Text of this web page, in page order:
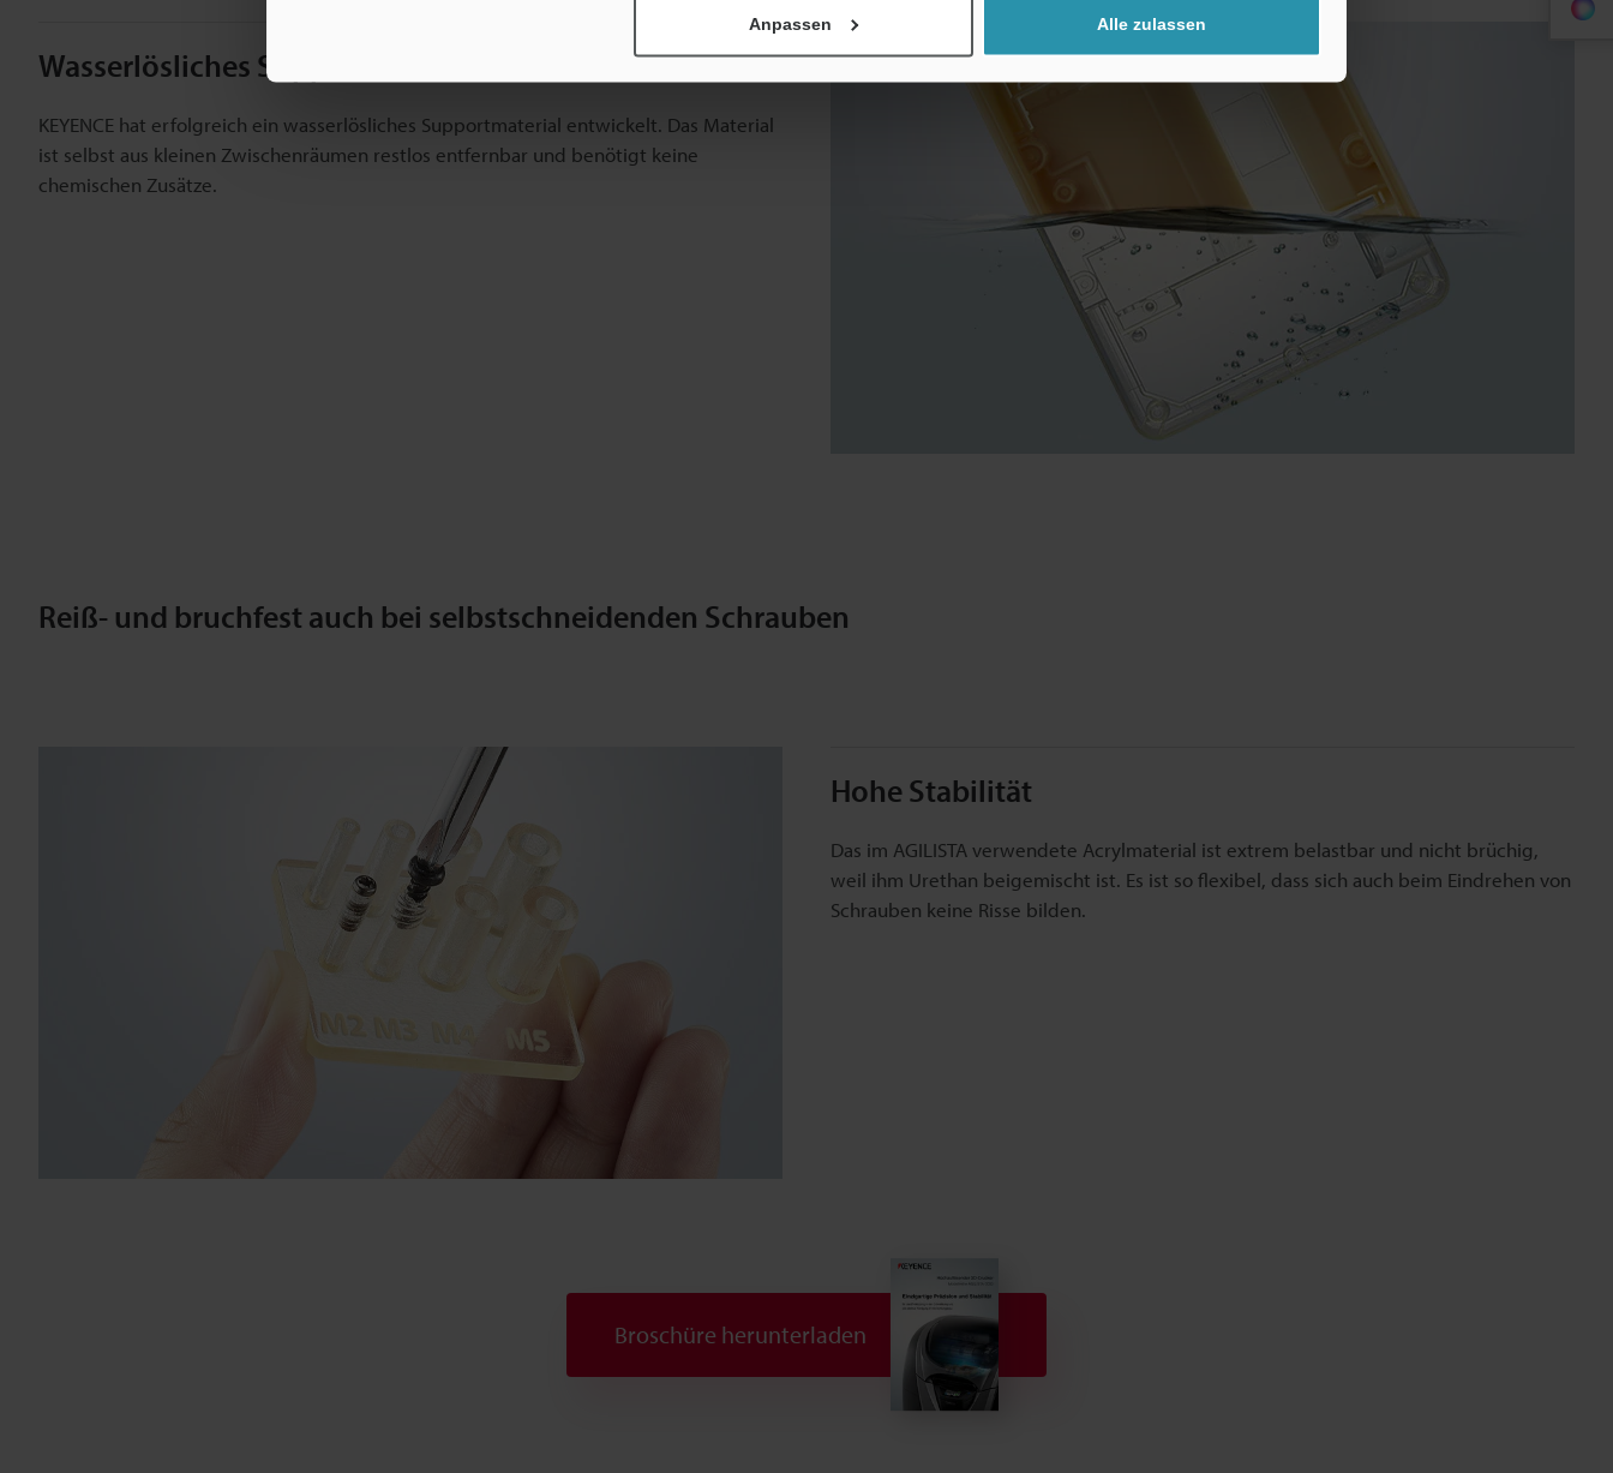
Anpassen Alle zulassen
Wasserlösliches Supportmaterial
KEYENCE hat erfolgreich ein wasserlösliches Supportmaterial entwickelt. Das Material
ist selbst aus kleinen Zwischenräumen restlos entfernbar und benötigt keine
chemischen Zusätze.
Reiß- und bruchfest auch bei selbstschneidenden Schrauben
Hohe Stabilität
Das im AGILISTA verwendete Acrylmaterial ist extrem belastbar und nicht brüchig,
weil ihm Urethan beigemischt ist. Es ist so flexibel, dass sich auch beim Eindrehen von
Schrauben keine Risse bilden.
Broschüre herunterladen